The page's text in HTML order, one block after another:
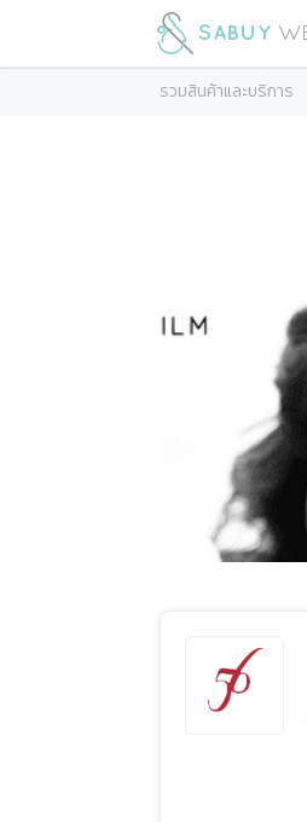
รวมสินค้าและบริการ